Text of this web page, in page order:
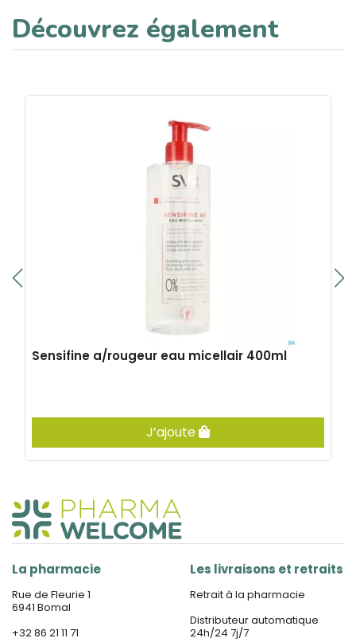
Découvrez également
Sensifine a/rougeur eau micellair 400ml
J’ajoute
La pharmacie
Rue de Fleurie 1
6941 Bomal
+32 86 21 11 71
Les livraisons et retraits
Retrait à la pharmacie
Distributeur automatique
24h/24 7j/7